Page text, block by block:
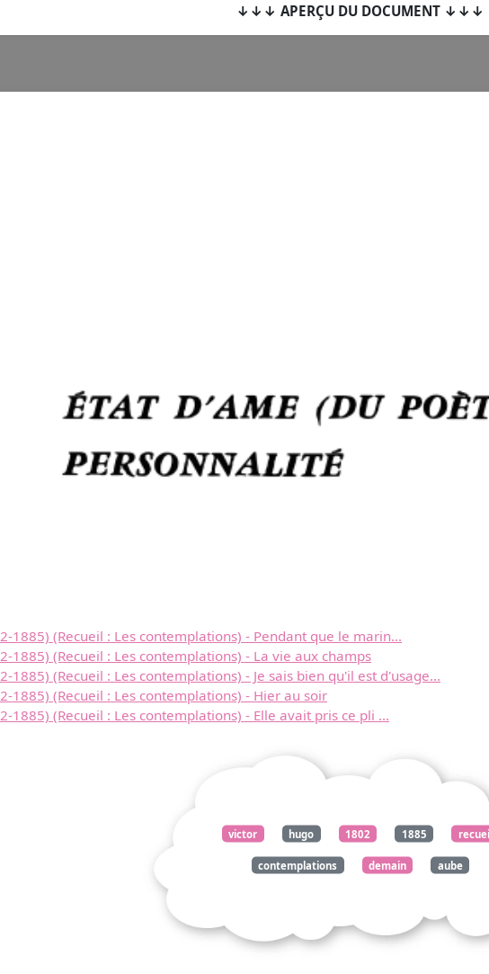
↓↓↓ APERÇU DU DOCUMENT ↓↓↓
Télécharger
gratuitement ce
document
1885) (Recueil : Les contemplations) - Pendant que le marin...
1885) (Recueil : Les contemplations) - La vie aux champs
1885) (Recueil : Les contemplations) - Je sais bien qu'il est d'usage...
1885) (Recueil : Les contemplations) - Hier au soir
1885) (Recueil : Les contemplations) - Elle avait pris ce pli ...
victor hugo 1802 1885
contemplations demain aube